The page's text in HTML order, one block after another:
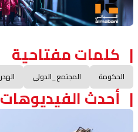
كلمات مفتاحية
الحكومة المجتمع_الدولي الهدر
أحدث الفيديوهات